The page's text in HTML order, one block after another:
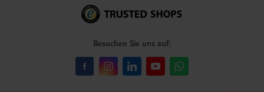
Besuchen Sie uns auf: